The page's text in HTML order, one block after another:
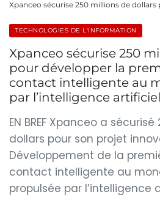
Xpanceo sécurise 250 millions de
TECHNOLOGIES DE L'INFORMATION
Xpanceo sécurise 250
pour développer la
contact intelligente au
par l’intelligence
EN BREF Xpanceo a
dollars pour son projet
Développement de la
contact intelligente au
propulsée par l’intelligence